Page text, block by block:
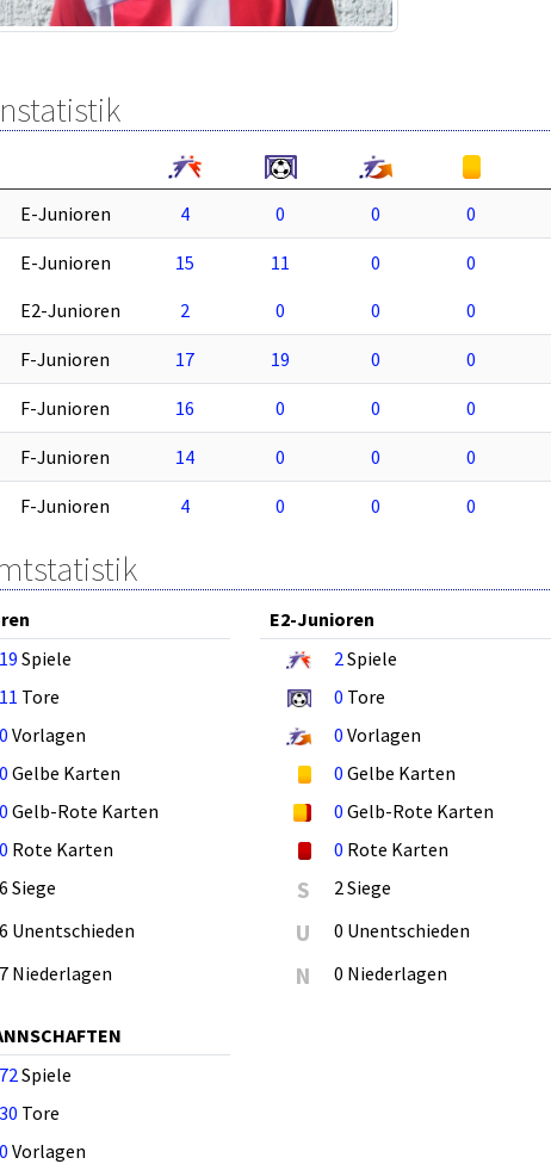
E-Junioren 4 0 0 0
E-Junioren 15 11 0 0
E2-Junioren
2 0 0 0
F-Junioren 17 19 0 0
F-Junioren 16 0 0 0
F-Junioren 14 0 0 0
F-Junioren 4 0 0 0
19 Spiele
11 Tore
0 Vorlagen
0 Gelbe Karten
0 Gelb-Rote Karten
0 Rote Karten
6 Siege
6 Unentschieden
7 Niederlagen
E2-Junioren
2Spiele
0 Tore
0 Vorlagen
0 Gelbe Karten
0 Gelb-Rote Karten
0 Rote Karten
S 2 Siege
U 0 Unentschieden
N 0 Niederlagen
72Spiele
30 Tore
0 Vorlagen